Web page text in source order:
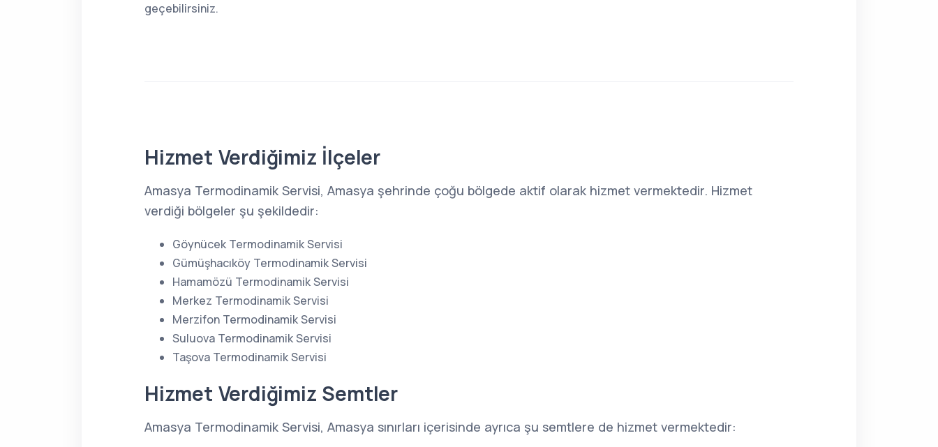
geçebilirsiniz.
Hizmet Verdiğimiz İlçeler
Amasya Termodinamik Servisi, Amasya şehrinde çoğu bölgede aktif olarak hizmet vermektedir. Hizmet
verdiği bölgeler şu şekildedir:
Göynücek Termodinamik Servisi
Gümüşhacıköy Termodinamik Servisi
Hamamözü Termodinamik Servisi
Merkez Termodinamik Servisi
Merzifon Termodinamik Servisi
Suluova Termodinamik Servisi
Taşova Termodinamik Servisi
Hizmet Verdiğimiz Semtler
Amasya Termodinamik Servisi, Amasya sınırları içerisinde ayrıca şu semtlere de hizmet vermektedir: